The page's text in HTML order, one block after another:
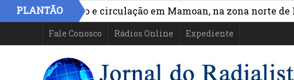
PLANTÃO
acesso e circulação em Mamoan, na zona norte de Ilhéus
Fale Conosco Rádios Online Expediente